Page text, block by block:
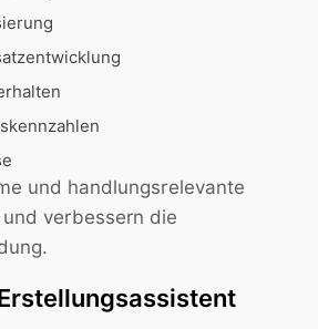
und handlungsrelevante
verbessern die